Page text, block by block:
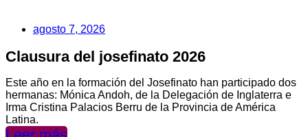
agosto 7, 2026
Clausura del josefinato 2026
Este año en la formación del Josefinato han participado dos
hermanas: Mónica Andoh, de la Delegación de Inglaterra e
Irma Cristina Palacios Berru de la Provincia de América
Latina.